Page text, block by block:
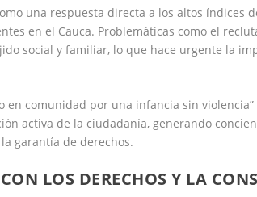
una respuesta directa a los altos índices
en el Cauca. Problemáticas como el
social y familiar, lo que hace urgente la
en comunidad por una infancia sin
activa de la ciudadanía, generando
garantía de derechos.
LOS DERECHOS Y LA